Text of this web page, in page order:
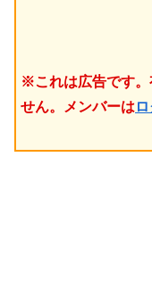
※これは広告です。
せん。メンバーは